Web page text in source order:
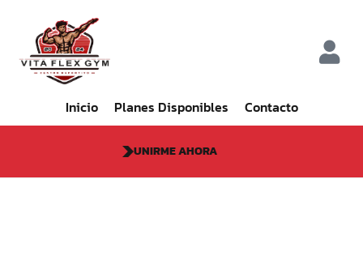
Inicio Planes Disponibles Contacto
UNIRME AHORA